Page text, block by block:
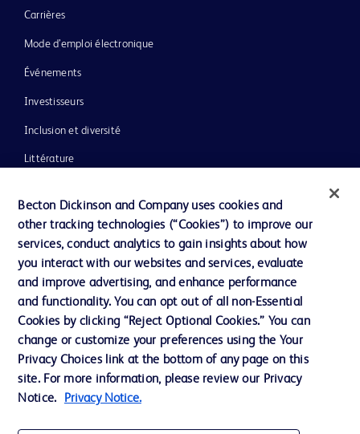
Carrières
Mode d’emploi électronique
Événements
Investisseurs
Inclusion et diversité
Littérature
Notre entreprise
Éthique et conformité
Assistance
Nous contacter
Préférences en matière de cookies
Confidentialité
Becton Dickinson and Company uses cookies and
other tracking technologies (“Cookies”) to improve our
services, conduct analytics to gain insights about how
you interact with our websites and services, evaluate
and improve advertising, and enhance performance
and functionality. You can opt out of all non-Essential
Cookies by clicking “Reject Optional Cookies.” You can
change or customize your preferences using the Your
Privacy Choices link at the bottom of any page on this
site. For more information, please review our Privacy
Notice.
Privacy Notice.